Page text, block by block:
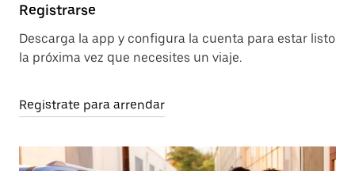
Registrarse
Descarga la app y configura la cuenta para estar listo
la próxima vez que necesites un viaje.
Registrate para arrendar